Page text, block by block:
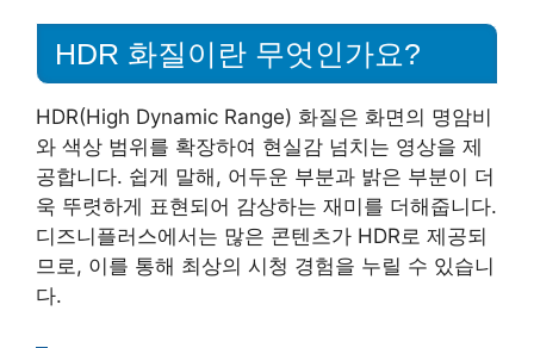
HDR 화질이란 무엇인가요?
HDR(High Dynamic Range) 화질은 화면의 명암비
와 색상 범위를 확장하여 현실감 넘치는 영상을 제
공합니다. 쉽게 말해, 어두운 부분과 밝은 부분이 더
욱 뚜렷하게 표현되어 감상하는 재미를 더해줍니다.
디즈니플러스에서는 많은 콘텐츠가 HDR로 제공되
므로, 이를 통해 최상의 시청 경험을 누릴 수 있습니
다.